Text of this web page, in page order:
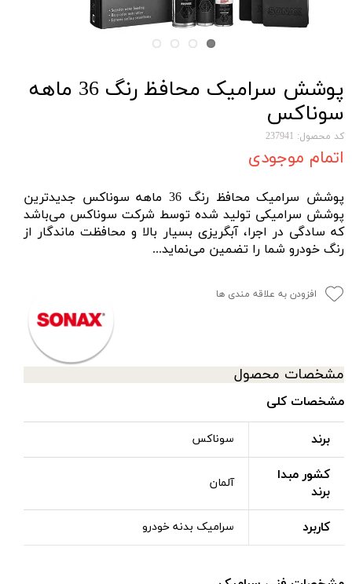
پوشش سرامیک محافظ رنگ 36 ماهه
سوناکس
کد محصول: 237941
اتمام موجودی
پوشش سرامیک محافظ رنگ 36 ماهه سوناکس جدیدترین
پوشش سرامیکی تولید شده توسط شرکت سوناکس می‌باشد
که سادگی در اجرا، آبگریزی بسیار بالا و محافظت ماندگار از
رنگ خودرو شما را تضمین می‌نماید...
افزودن به علاقه مندی ها
مشخصات محصول
مشخصات کلی
برند سوناکس
کشور مبدا
برند
آلمان
کاربرد سرامیک بدنه خودرو